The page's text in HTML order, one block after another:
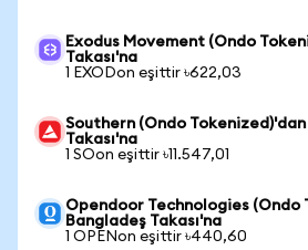
Exodus Movement (Ondo
Takası'na
1 EXODon eşittir ৳622,03
Southern (Ondo
Takası'na
1 SOon eşittir ৳11.547,01
Opendoor Technologies (Ondo
Bangladeş Takası'na
1 OPENon eşittir ৳440,60